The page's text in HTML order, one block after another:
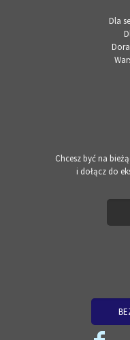
Dla
Chcesz być na
i dołącz do